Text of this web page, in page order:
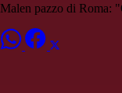
Malen pazzo di Roma: